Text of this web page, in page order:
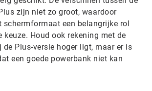
zijn niet zo groot, waardoor
schermformaat een belangrijke rol
keuze. Houd ook rekening met de
de Plus-versie hoger ligt, maar er is
een goede powerbank niet kan